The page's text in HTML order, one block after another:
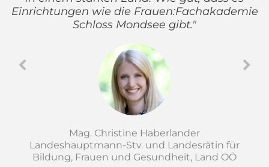
Einrichtungen wie die Frauen:Fachakademie
Schloss Mondsee gibt."
Mag. Christine Haberlander
Landeshauptmann-Stv. und Landesrätin für
Bildung, Frauen und Gesundheit, Land OÖ